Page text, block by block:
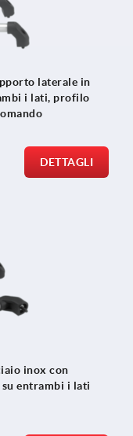
laterale in
i lati, profilo
DETTAGLI
inox con
entrambi i lati